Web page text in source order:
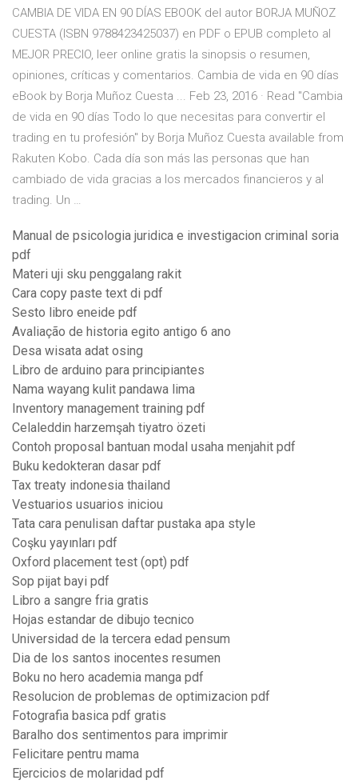
CAMBIA DE VIDA EN 90 DÍAS EBOOK del autor BORJA MUÑOZ
CUESTA (ISBN 9788423425037) en PDF o EPUB completo al
MEJOR PRECIO, leer online gratis la sinopsis o resumen,
opiniones, críticas y comentarios. Cambia de vida en 90 días
eBook by Borja Muñoz Cuesta ... Feb 23, 2016 · Read "Cambia
de vida en 90 días Todo lo que necesitas para convertir el
trading en tu profesión" by Borja Muñoz Cuesta available from
Rakuten Kobo. Cada día son más las personas que han
cambiado de vida gracias a los mercados financieros y al
trading. Un …
Manual de psicologia juridica e investigacion criminal soria
pdf
Materi uji sku penggalang rakit
Cara copy paste text di pdf
Sesto libro eneide pdf
Avaliação de historia egito antigo 6 ano
Desa wisata adat osing
Libro de arduino para principiantes
Nama wayang kulit pandawa lima
Inventory management training pdf
Celaleddin harzemşah tiyatro özeti
Contoh proposal bantuan modal usaha menjahit pdf
Buku kedokteran dasar pdf
Tax treaty indonesia thailand
Vestuarios usuarios iniciou
Tata cara penulisan daftar pustaka apa style
Coşku yayınları pdf
Oxford placement test (opt) pdf
Sop pijat bayi pdf
Libro a sangre fria gratis
Hojas estandar de dibujo tecnico
Universidad de la tercera edad pensum
Dia de los santos inocentes resumen
Boku no hero academia manga pdf
Resolucion de problemas de optimizacion pdf
Fotografia basica pdf gratis
Baralho dos sentimentos para imprimir
Felicitare pentru mama
Ejercicios de molaridad pdf